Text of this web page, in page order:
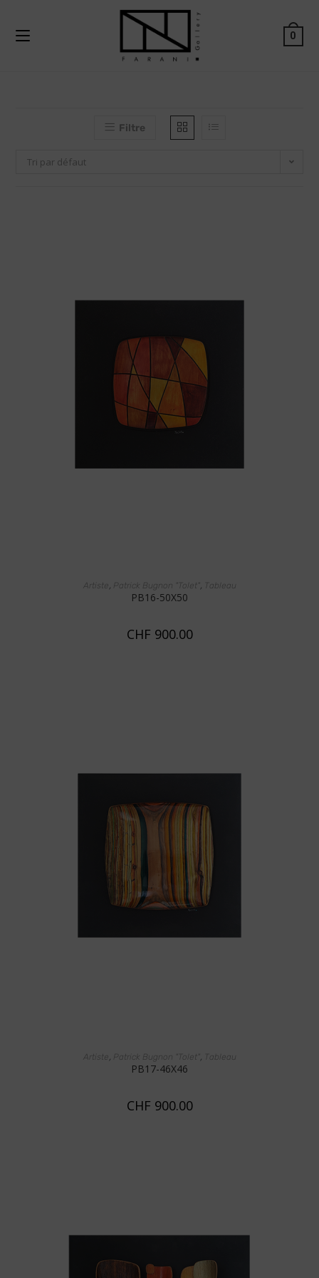
0
Filtre
Tri par défaut
AJOUTER AU PANIER
Artiste, Patrick Bugnon "Tolet", Tableau
PB16-50X50
CHF 900.00
AJOUTER AU PANIER
Artiste, Patrick Bugnon "Tolet", Tableau
PB17-46X46
CHF 900.00